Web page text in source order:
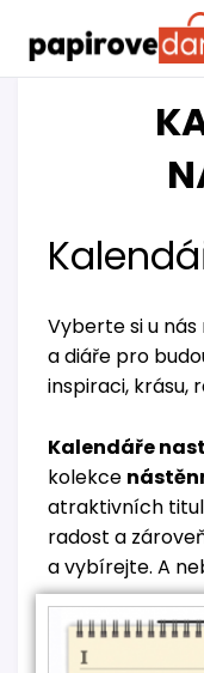
Vyberte si u
a diáře pro
inspiraci, krásu,
Kalendáře
kolekce
atraktivních
radost a
a vybírejte. A